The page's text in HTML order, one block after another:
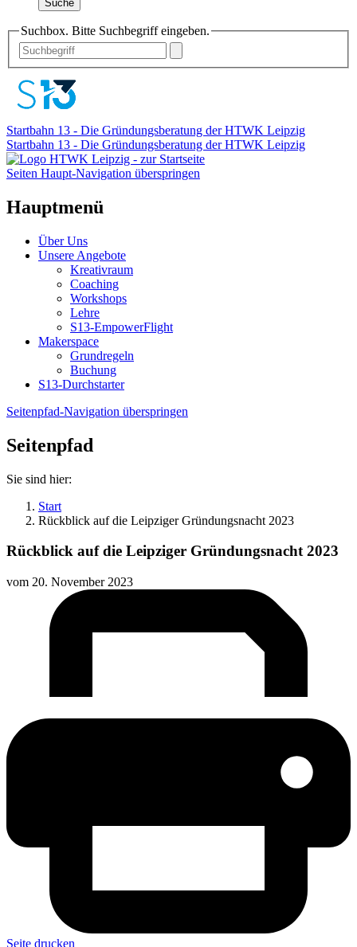
Suche
Suchbox. Bitte Suchbegriff eingeben.
Startbahn 13 - Die Gründungsberatung der HTWK Leipzig
Startbahn 13 - Die Gründungsberatung der HTWK Leipzig
Seiten Haupt-Navigation überspringen
Hauptmenü
Über Uns
Unsere Angebote
Kreativraum
Coaching
Workshops
Lehre
S13-EmpowerFlight
Makerspace
Grundregeln
Buchung
S13-Durchstarter
Seitenpfad-Navigation überspringen
Seitenpfad
Sie sind hier:
Start
Rückblick auf die Leipziger Gründungsnacht 2023
Rückblick auf die Leipziger Gründungsnacht 2023
vom 20. November 2023
Seite drucken